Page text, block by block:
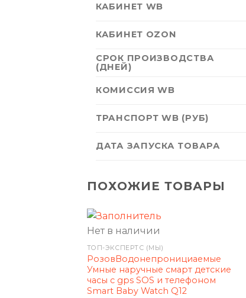
КАБИНЕТ WB
КАБИНЕТ OZON
СРОК ПРОИЗВОДСТВА
(ДНЕЙ)
КОМИССИЯ WB
ТРАНСПОРТ WB (РУБ)
ДАТА ЗАПУСКА ТОВАРА
ПОХОЖИЕ ТОВАРЫ
Нет в наличии
ТОП-ЭКСПЕРТС (МЫ)
РозовВодонепронициаемые
Умные наручные смарт детские
часы с gps SOS и телефоном
Smart Baby Watch Q12